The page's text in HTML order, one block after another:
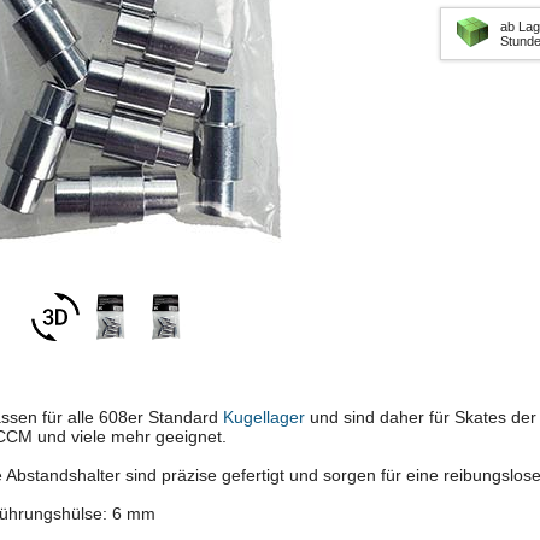
ab
für alle 608er Standard Kugellager und sind daher für Skates der
und viele mehr geeignet.
sind präzise gefertigt und sorgen für eine
6 mm